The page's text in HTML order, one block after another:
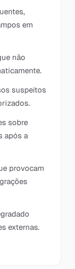
em
não
suspeitos
sobre
após a
provocam
externas.